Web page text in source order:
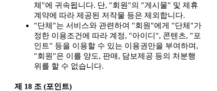
체"에 귀속됩니다. 단, "회원"의 "게시물" 및 제휴
계약에 따라 제공된 저작물 등은 제외합니다.
"단체"는 서비스와 관련하여 "회원"에게 "단체"가
정한 이용조건에 따라 계정, "아이디", 콘텐츠, "포
인트" 등을 이용할 수 있는 이용권만을 부여하며,
"회원"은 이를 양도, 판매, 담보제공 등의 처분행
위를 할 수 없습니다.
제 18 조 (포인트)